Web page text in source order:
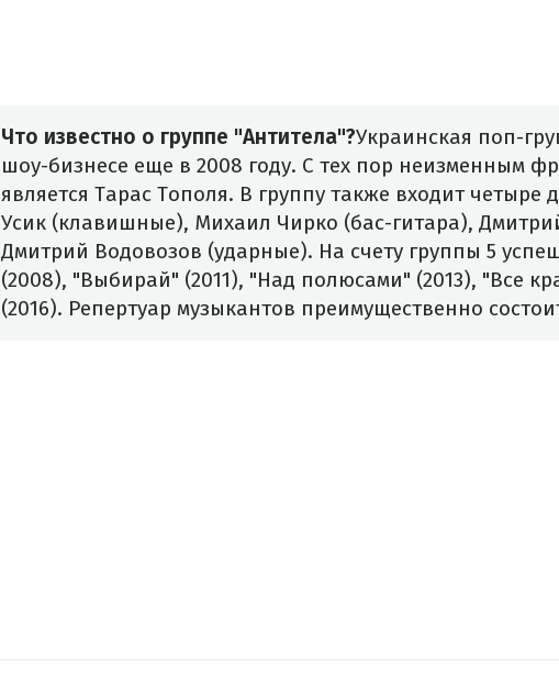
Что известно о группе "Антитела"?Украинская поп-
шоу-бизнесе еще в 2008 году. С тех пор неизменным
является Тарас Тополя. В группу также входит четыре
Усик (клавишные), Михаил Чирко (бас-гитара),
Дмитрий Водовозов (ударные). На счету группы 5
(2008), "Выбирай" (2011), "Над полюсами" (2013), "Все
(2016). Репертуар музыкантов преимущественно